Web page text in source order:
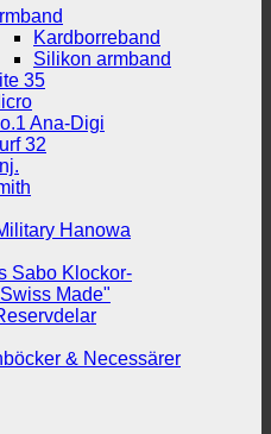
Kardborreband
Silikon armband
35
Ana-Digi
32
Hanowa
Sabo Klockor-
Made"
& Necessärer